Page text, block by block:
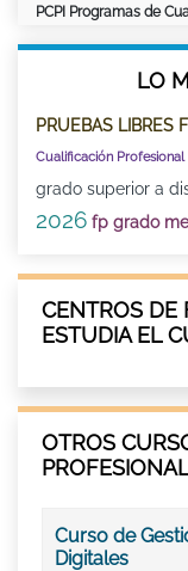
PCPI Programas de
LO
PRUEBAS LIBRES
Cualificación Profesional
grado superior a
2026 fp grado
CENTROS DE
ESTUDIA EL
OTROS
Curso de
Digitales